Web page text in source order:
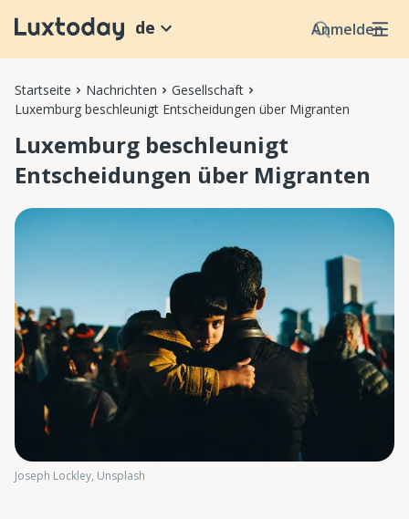
Anmelden
de
Startseite Nachrichten
Gesellschaft
Luxemburg beschleunigt Entscheidungen über Migranten
Luxemburg beschleunigt
Entscheidungen über Migranten
Joseph Lockley, Unsplash